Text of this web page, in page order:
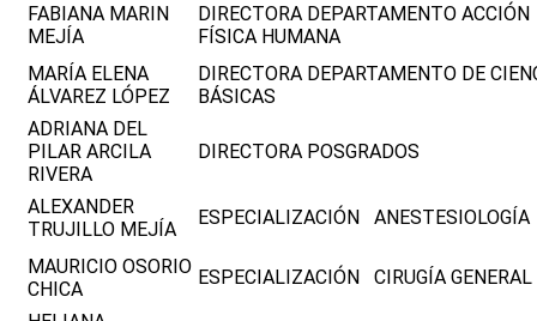
FABIANA MARIN
MEJÍA
DIRECTORA DEPARTAMENTO ACCIÓN
FÍSICA HUMANA
MARÍA ELENA
ÁLVAREZ LÓPEZ
DIRECTORA DEPARTAMENTO DE
BÁSICAS
ADRIANA DEL
PILAR ARCILA
RIVERA
DIRECTORA POSGRADOS
ALEXANDER
TRUJILLO MEJÍA
ESPECIALIZACIÓN ANESTESIOLOGÍA
MAURICIO OSORIO
CHICA
ESPECIALIZACIÓN CIRUGÍA GENERAL